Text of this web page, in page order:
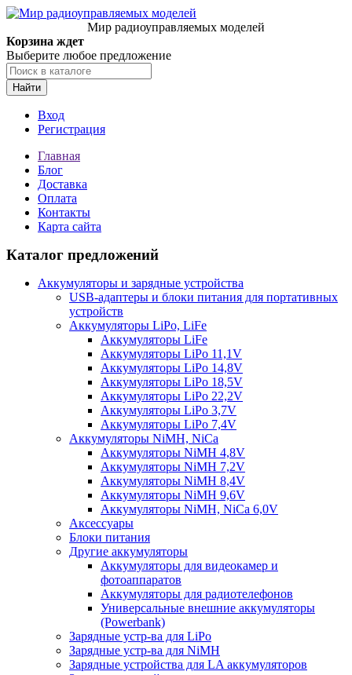
Мир радиоуправляемых моделей
Корзина ждет
Выберите любое предложение
Найти
Вход
Регистрация
Главная
Блог
Доставка
Оплата
Контакты
Карта сайта
Каталог предложений
Аккумуляторы и зарядные устройства
USB-адаптеры и блоки питания для портативных
устройств
Аккумуляторы LiPo, LiFe
Аккумуляторы LiFe
Аккумуляторы LiPo 11,1V
Аккумуляторы LiPo 14,8V
Аккумуляторы LiPo 18,5V
Аккумуляторы LiPo 22,2V
Аккумуляторы LiPo 3,7V
Аккумуляторы LiPo 7,4V
Аккумуляторы NiMH, NiCa
Аккумуляторы NiMH 4,8V
Аккумуляторы NiMH 7,2V
Аккумуляторы NiMH 8,4V
Аккумуляторы NiMH 9,6V
Аккумуляторы NiMH, NiCa 6,0V
Аксессуары
Блоки питания
Другие аккумуляторы
Аккумуляторы для видеокамер и
фотоаппаратов
Аккумуляторы для радиотелефонов
Универсальные внешние аккумуляторы
(Powerbank)
Зарядные устр-ва для LiPo
Зарядные устр-ва для NiMH
Зарядные устройства для LA аккумуляторов